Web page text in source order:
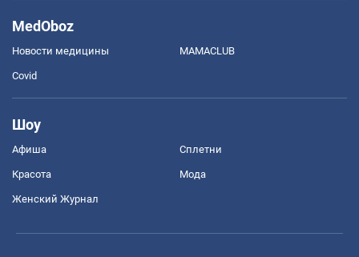
MedOboz
Новости медицины MAMACLUB
Covid
Шоу
Афиша Сплетни
Красота Мода
Женский Журнал